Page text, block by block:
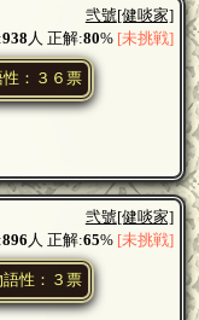
弐號[健啖家]
938 人 正解:80% [未挑戦]
性：３６票
弐號[健啖家]
896 人 正解:65% [未挑戦]
語性：３票